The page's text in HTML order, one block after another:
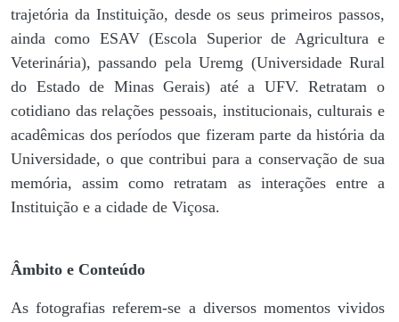
trajetória da Instituição, desde os seus primeiros passos,
ainda como ESAV (Escola Superior de Agricultura e
Veterinária), passando pela Uremg (Universidade Rural
do Estado de Minas Gerais) até a UFV. Retratam o
cotidiano das relações pessoais, institucionais, culturais e
acadêmicas dos períodos que fizeram parte da história da
Universidade, o que contribui para a conservação de sua
memória, assim como retratam as interações entre a
Instituição e a cidade de Viçosa.
Âmbito e Conteúdo
As fotografias referem-se a diversos momentos vividos